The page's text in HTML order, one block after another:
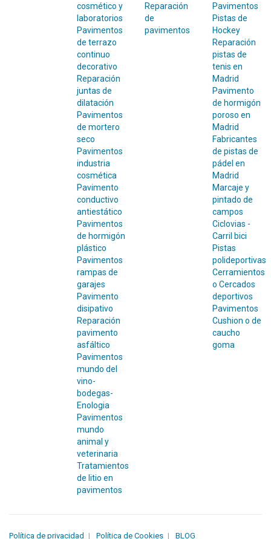
cosmético y
laboratorios
Pavimentos
de terrazo
continuo
decorativo
Reparación
juntas de
dilatación
Pavimentos
de mortero
seco
Pavimentos
industria
cosmética
Pavimento
conductivo
antiestático
Pavimentos
de hormigón
plástico
Pavimentos
rampas de
garajes
Pavimento
disipativo
Reparación
pavimento
asfáltico
Pavimentos
mundo del
vino-
bodegas-
Enologia
Pavimentos
mundo
animal y
veterinaria
Tratamientos
de litio en
pavimentos
Reparación
de
pavimentos
Pavimentos
Pistas de
Hockey
Reparación
pistas de
tenis en
Madrid
Pavimento
de hormigón
poroso en
Madrid
Fabricantes
de pistas de
pádel en
Madrid
Marcaje y
pintado de
campos
Ciclovias -
Carril bici
Pistas
polideportivas
Cerramientos
o Cercados
deportivos
Pavimentos
Cushion o de
caucho
goma
Política de privacidad Política de Cookies BLOG